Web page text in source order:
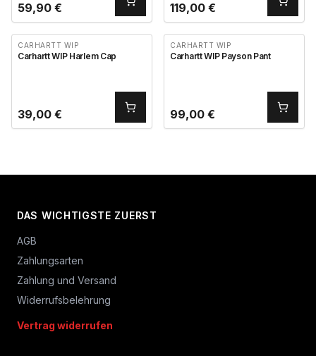
59,90 € 119,00 €
CARHARTT WIP
Carhartt WIP Harlem Cap
39,00 €
CARHARTT WIP
Carhartt WIP Payson Pant
99,00 €
DAS WICHTIGSTE ZUERST
AGB
Zahlungsarten
Zahlung und Versand
Widerrufsbelehrung
Vertrag widerrufen